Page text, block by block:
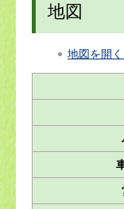
地図
地図を開